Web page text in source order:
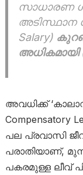
സാധാരണ
അടിസ്ഥാന
Salary)
അധികമായി
അവധിക്ക്
Compensatory
പല പ്രവാസി
പരാതിയാണ്,
പകരമുള്ള ലീവ്